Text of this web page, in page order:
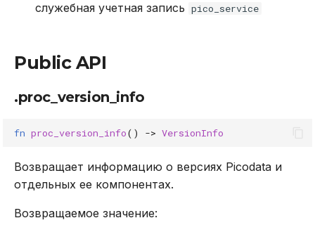
.proc_runtime_info
.proc_update_instance
.proc_wait_bucket_count
служебная учетная запись pico_service
Public API
.proc_version_info
fn proc_version_info() -> VersionInfo
Возвращает информацию о версиях Picodata и
отдельных ее компонентах.
Возвращаемое значение: